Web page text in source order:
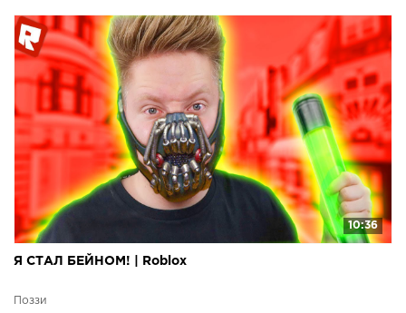
10:36
Я СТАЛ БЕЙНОМ! | Roblox
Поззи